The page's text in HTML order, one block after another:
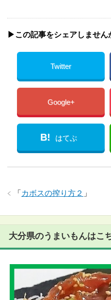
▶︎この記事をシェアしません
Twitter
Google+
B! はてぶ
「 カボスの搾り方２ 」
大分県のうまいもんはこ